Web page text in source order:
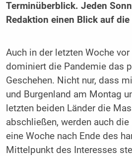
Terminüberblick. Jeden
Redaktion einen Blick auf
Auch in der letzten Woche
dominiert die Pandemie das
Geschehen. Nicht nur, dass
und Burgenland am Montag
letzten beiden Länder die
abschließen, werden auch
eine Woche nach Ende des
Mittelpunkt des Interesses